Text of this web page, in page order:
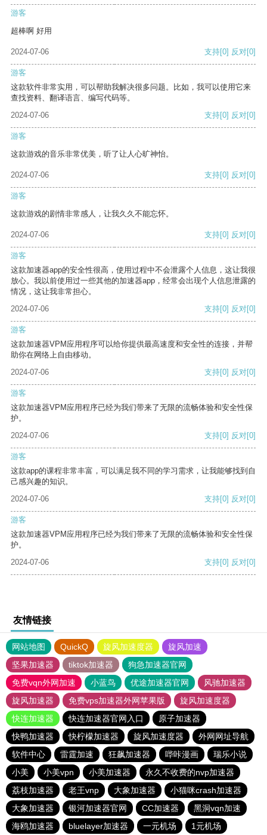
游客
超棒啊 好用
2024-07-06 支持[0] 反对[0]
游客
这款软件非常实用，可以帮助我解决很多问题。比如，我可以使用它来
查找资料、翻译语言、编写代码等。
2024-07-06
支持[0] 反对[0]
游客
这款游戏的音乐非常优美，听了让人心旷神怡。
2024-07-06 支持[0] 反对[0]
游客
这款游戏的剧情非常感人，让我久久不能忘怀。
2024-07-06 支持[0] 反对[0]
游客
这款加速器app的安全性很高，使用过程中不会泄露个人信息，这让我很
放心。我以前使用过一些其他的加速器app，经常会出现个人信息泄露的
情况，这让我非常担心。
2024-07-06
支持[0] 反对[0]
游客
这款加速器VPM应用程序可以给你提供最高速度和安全性的连接，并帮
助你在网络上自由移动。
2024-07-06
支持[0] 反对[0]
游客
这款加速器VPM应用程序已经为我们带来了无限的流畅体验和安全性保
护。
2024-07-06
支持[0] 反对[0]
游客
这款app的课程非常丰富，可以满足我不同的学习需求，让我能够找到自
己感兴趣的知识。
2024-07-06
支持[0] 反对[0]
游客
这款加速器VPM应用程序已经为我们带来了无限的流畅体验和安全性保
护。
2024-07-06
支持[0] 反对[0]
友情链接
网站地图 QuickQ 旋风加速度器
旋风加速
坚果加速器
tiktok加速器
狗急加速器官网
免费vqn外网加速
小蓝鸟 优途加速器官网
风驰加速器
旋风加速器
免费vps加速器外网苹果版
旋风加速度器
快连加速器
快连加速器官网入口
原子加速器
快鸭加速器
快柠檬加速器 旋风加速度器
外网网址导航
软件中心
雷霆加速 狂飙加速器 哔咔漫画
瑞乐小说
小美
小美vpn 小美加速器
永久不收费的nvp加速器
荔枝加速器
老王vnp 大象加速器
小猫咪crash加速器
大象加速器
银河加速器官网 CC加速器
黑洞vqn加速
海鸥加速器
bluelayer加速器 一元机场 1元机场